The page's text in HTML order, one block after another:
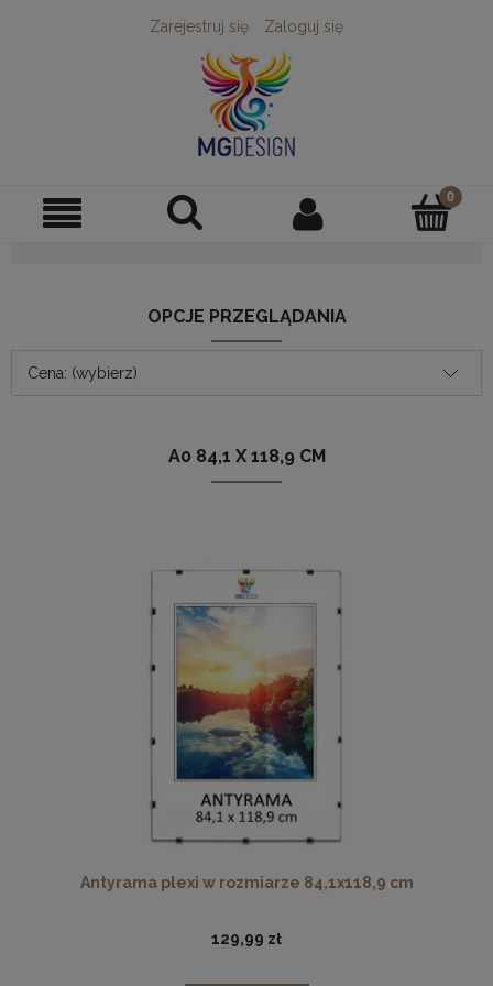
Zarejestruj się Zaloguj się
OPCJE PRZEGLĄDANIA
Cena: (wybierz)
A0 84,1 X 118,9 CM
Antyrama plexi w rozmiarze 84,1x118,9 cm
129,99 zł